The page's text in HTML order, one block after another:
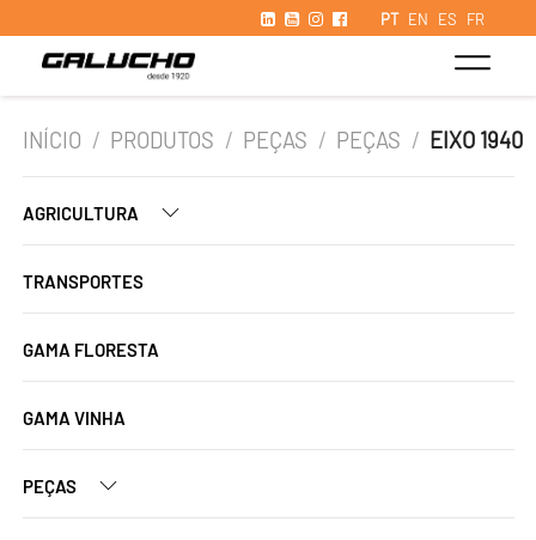
PT EN ES FR
INÍCIO / PRODUTOS / PEÇAS / PEÇAS / EIXO 1940
AGRICULTURA
TRANSPORTES
GAMA FLORESTA
GAMA VINHA
PEÇAS